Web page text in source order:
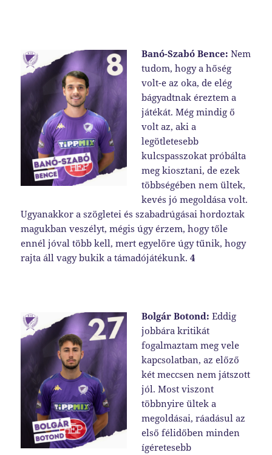
Banó-Szabó Bence:Nem
tudom, hogy a hőség
volt-e az oka, de elég
bágyadtnak éreztem a
játékát. Még mindig ő
volt az, aki a
legötletesebb
kulcspasszokat próbálta
meg kiosztani, de ezek
többségében nem ültek,
kevés jó megoldása volt.
Ugyanakkor a szögletei és szabadrúgásai hordoztak
magukban veszélyt, mégis úgy érzem, hogy tőle
ennél jóval több kell, mert egyelőre úgy tűnik, hogy
rajta áll vagy bukik a támadójátékunk.4
Bolgár Botond:Eddig
jobbára kritikát
fogalmaztam meg vele
kapcsolatban, az előző
két meccsen nem játszott
jól. Most viszont
többnyire ültek a
megoldásai, ráadásul az
első félidőben minden
ígéretesebb